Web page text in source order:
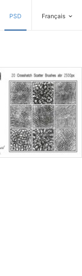
PSD Français